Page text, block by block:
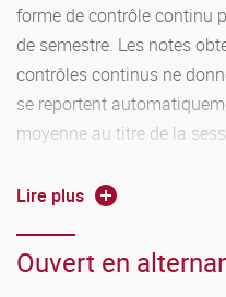
forme de contrôle continu
de semestre. Les notes
contrôles continus ne
se reportent
moyenne au titre de la
en cas d'échec à l'unité y
reprendre son travail, au
Lire plus
Ouvert en